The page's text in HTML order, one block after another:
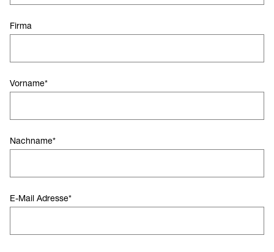
Firma
Vorname*
Nachname*
E-Mail Adresse*